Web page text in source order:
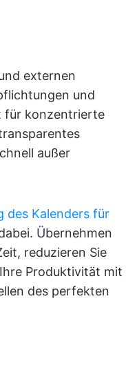
externen
und
für konzentrierte
außer
des Kalenders für
Übernehmen
reduzieren Sie
Produktivität mit
des perfekten